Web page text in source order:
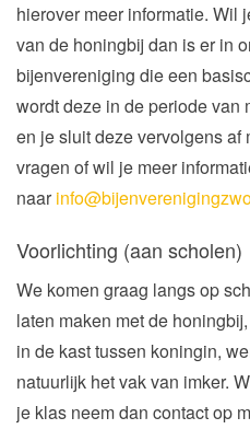
hierover meer informatie. Wil
van de honingbij dan is er in
bijenvereniging die een
wordt deze in de periode van
en je sluit deze vervolgens af
vragen of wil je meer
naar
Voorlichting (aan scholen)
We komen graag langs op
laten maken met de
in de kast tussen koningin,
natuurlijk het vak van imker.
je klas neem dan contact op